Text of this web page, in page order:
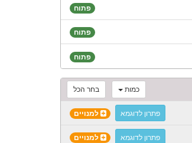
פתוח
פתוח
פתוח
בחר הכל כמות
למנויים פתרון לדוגמא
למנויים פתרון לדוגמא